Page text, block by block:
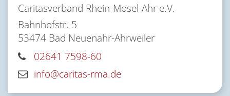
Caritasverband Rhein-Mosel-Ahr e.V.
Bahnhofstr. 5
53474 Bad Neuenahr-Ahrweiler
02641 7598-60
info@caritas-rma.de